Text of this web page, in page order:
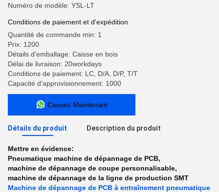
Numéro de modèle: YSL-LT
Conditions de paiement et d'expédition
Quantité de commande min: 1
Prix: 1200
Détails d'emballage: Caisse en bois
Délai de livraison: 20workdays
Conditions de paiement: LC, D/A, D/P, T/T
Capacité d'approvisionnement: 1000
Causez Maintenant
Détails du produit Description du produit
Mettre en évidence:
Pneumatique machine de dépannage de PCB,
machine de dépannage de coupe personnalisable,
machine de dépannage de la ligne de production SMT
Machine de dépannage de PCB à entraînement pneumatique